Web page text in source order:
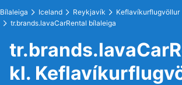
Bílaleiga Iceland Reykjavík
Keflavíkurflugvöllur
tr.brands.lavaCarRental bílaleiga
kl.